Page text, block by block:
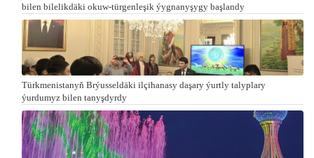
bilen bilelikdäki okuw-türgenleşik ýygnanyşygy başlandy
Türkmenistanyň Brýusseldäki ilçihanasy daşary ýurtly talyplary
ýurdumyz bilen tanyşdyrdy